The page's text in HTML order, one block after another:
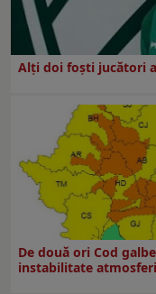
Alți doi foști jucători
De două ori Cod
instabilitate